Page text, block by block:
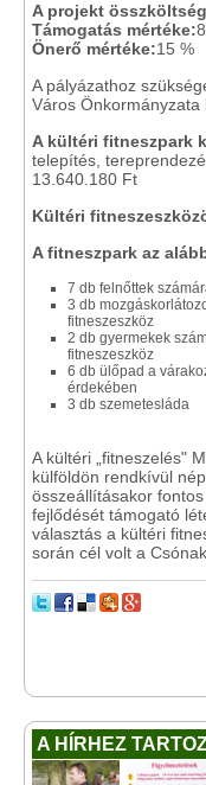
A projekt
Támogatás mértéke:
Önerő mértéke:15 %
A pályázathoz
Város Önkormányzata
A kültéri fitneszpark
telepítés,
13.640.180 Ft
Kültéri
A fitneszpark az
7 db felnőttek
3 db
fitneszeszköz
2 db gyermekek
fitneszeszköz
6 db ülőpad a
érdekében
3 db szemetesláda
A kültéri „fitneszelés"
külföldön rendkívül
összeállításakor
fejlődését támogató
választás a kültéri
során cél volt a
A HÍRHEZ